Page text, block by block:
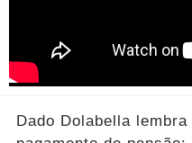
Dado Dolabella